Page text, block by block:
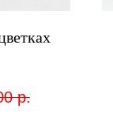
р.